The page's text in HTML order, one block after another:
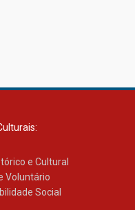
e Cultural
Voluntário
Social